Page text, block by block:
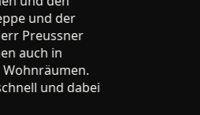
und der
Preussner
auch in
und dabei